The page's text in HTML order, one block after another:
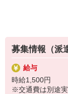
ドライバーと一緒
1日600ヶ所回りま
トラックがいっぱ
焼却場へ下ろしに
不燃ゴミは自社へ
募集情報（派
給与
時給1,500円
※交通費は別途実